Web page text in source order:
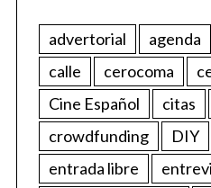
advertorial agenda
calle
cerocoma
Cine Español
citas
crowdfunding
DIY
entrada libre